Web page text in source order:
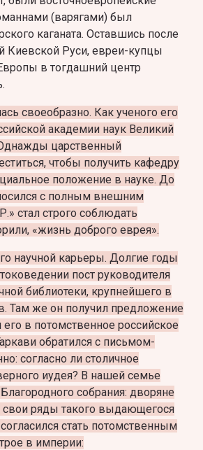
(варягами) был
каганата. Оставшись после
Киевской Руси, евреи-купцы
в тогдашний центр
своеобразно. Как ученого его
академии наук Великий
Однажды царственный
чтобы получить кафедру
положение в науке. До
с полным внешним
стал строго соблюдать
«жизнь доброго еврея».
научной карьеры. Долгие годы
пост руководителя
библиотеки, крупнейшего в
Там же он получил предложение
в потомственное российское
обратился с письмом-
согласно ли столичное
иудея? В нашей семье
собрания: дворяне
свои ряды такого выдающегося
стать потомственным
в империи: